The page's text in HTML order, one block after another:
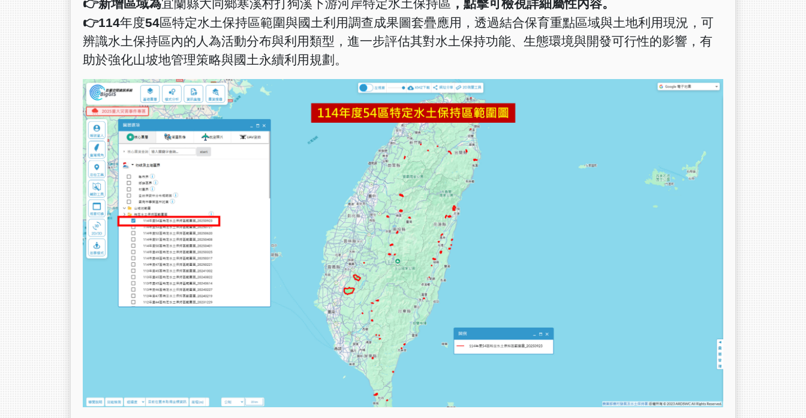
👉新增區域為宜蘭縣大同鄉寒溪村打狗溪下游河岸特定水土保持區 ，點擊可檢視詳細屬性內容。
👉114年度54區特定水土保持區範圍與國土利用調查成果圖套疊應用，透過結合保育重點區域與土地利用現況，可
辨識水土保持區內的人為活動分布與利用類型，進一步評估其對水土保持功能、生態環境與開發可行性的影響，有
助於強化山坡地管理策略與國土永續利用規劃。